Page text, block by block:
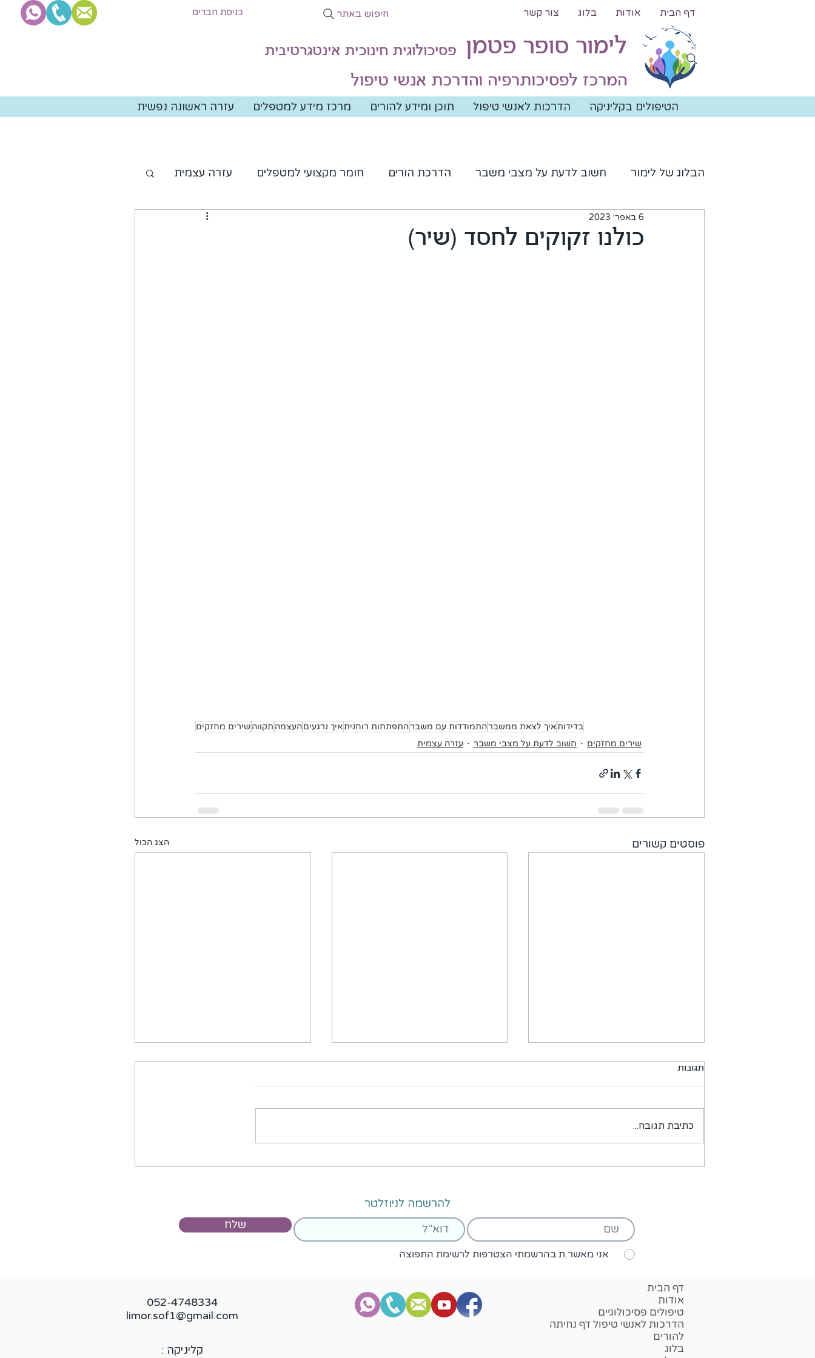
חיפוש באתר דף הבית אודות בלוג צור קשר כניסת חברים
לימור סופר פטמן פסיכולוגית חינוכית אינטגרטיבית
המרכז לפסיכותרפיה והדרכת אנשי טיפול
הטיפולים בקליניקה הדרכות לאנשי טיפול תוכן ומידע להורים מרכז מידע למטפלים עזרה ראשונה נפשית
הבלוג של לימור חשוב לדעת על מצבי משבר הדרכת הורים חומר מקצועי למטפלים עזרה עצמית
סיפורי טיפול מאגר סיפורי השראה
כולנו זקוקים לחסד (שיר)
6 באפר׳ 2023
בדידותאיך לצאת ממשברהתמודדות עם משברהתפתחות רוחניתאיך נרגעיםהעצמה תקווה שירים מחזקים
שירים מחזקים
חשוב לדעת על מצבי משבר עזרה עצמית
פוסטים קשורים הצג הכול
איך מורידים לחץ?
תגובות
כתיבת תגובה...
להרשמה לניוזלטר
שלח
אני מאשר.ת בהרשמתי הצטרפות לרשימת התפוצה
052-4748334
limor.sof1@gmail.com
קליניקה :
דף הבית
אודות
טיפולים פסיכולוגיים
הדרכות לאנשי טיפול דף נחיתה
להורים
בלוג